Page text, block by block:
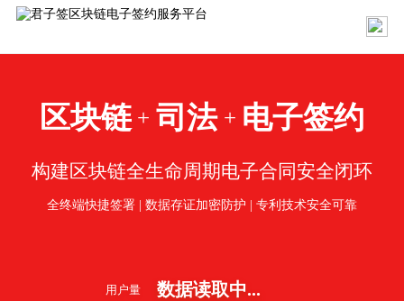
区块链 + 司法 + 电子签约
构建区块链全生命周期电子合同安全闭环
全终端快捷签署 | 数据存证加密防护 | 专利技术安全可靠
用户量 数据读取中...